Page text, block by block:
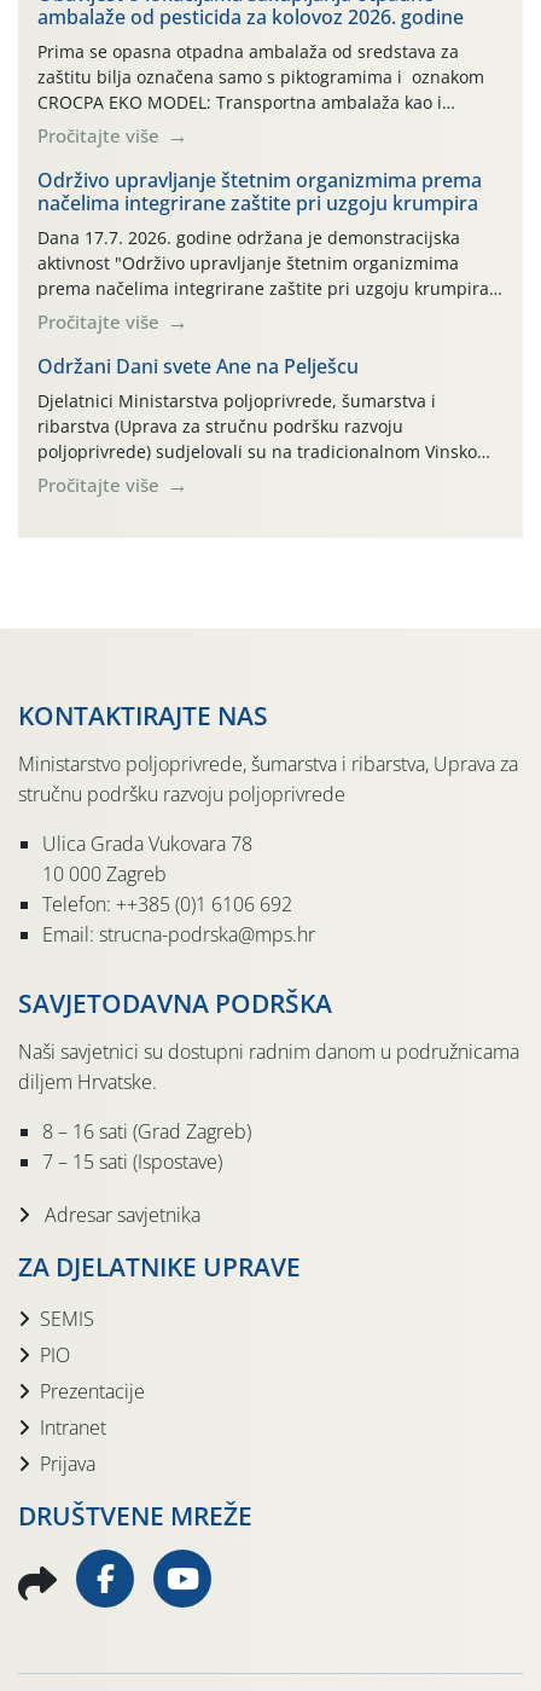
ambalaže od pesticida za kolovoz 2026. godine
Prima se opasna otpadna ambalaža od sredstava za
zaštitu bilja označena samo s piktogramima i oznakom
CROCPA EKO MODEL: Transportna ambalaža kao i
ambalaža drugih proizvoda koji nisu sredstva za zaštitu
bilja (npr. ambalaža od mineralnih gnojiva,) se ne
prihvaća. Korisnicima je osiguran besplatni povrat
prazne ambalaže isključivo ovih tvrtki: AGROCHEM-MAKS,
AGRONOM, ALBAUGH TKI* (PINUS […]
Pročitajte više
Održivo upravljanje štetnim organizmima prema
načelima integrirane zaštite pri uzgoju krumpira
Dana 17.7. 2026. godine održana je demonstracijska
aktivnost "Održivo upravljanje štetnim organizmima
prema načelima integrirane zaštite pri uzgoju krumpira"
na pokusnom polju "Poredje", kraj naselja Belica (ARKOD
parcela ID 2445031) (središnji dio Međimurske županije).
Pročitajte više
Održani Dani svete Ane na Pelješcu
Djelatnici Ministarstva poljoprivrede, šumarstva i
ribarstva (Uprava za stručnu podršku razvoju
poljoprivrede) sudjelovali su na tradicionalnom Vinskom
forumu, održanom 24.07.2026. godine u Domu vinarske
tradicije u Putnikovićima na poluotoku Pelješcu, u
Pročitajte više
KONTAKTIRAJTE NAS
Ministarstvo poljoprivrede, šumarstva i ribarstva, Uprava za
stručnu podršku razvoju poljoprivrede
Ulica Grada Vukovara 78
10 000 Zagreb
Telefon: ++385 (0)1 6106 692
Email: strucna-podrska@mps.hr
SAVJETODAVNA PODRŠKA
Naši savjetnici su dostupni radnim danom u podružnicama
diljem Hrvatske.
8 – 16 sati (Grad Zagreb)
7 – 15 sati (Ispostave)
Adresar savjetnika
ZA DJELATNIKE UPRAVE
SEMIS
PIO
Prezentacije
Intranet
Prijava
DRUŠTVENE MREŽE